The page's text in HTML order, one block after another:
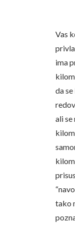
Vas
ima
da
ali
tako